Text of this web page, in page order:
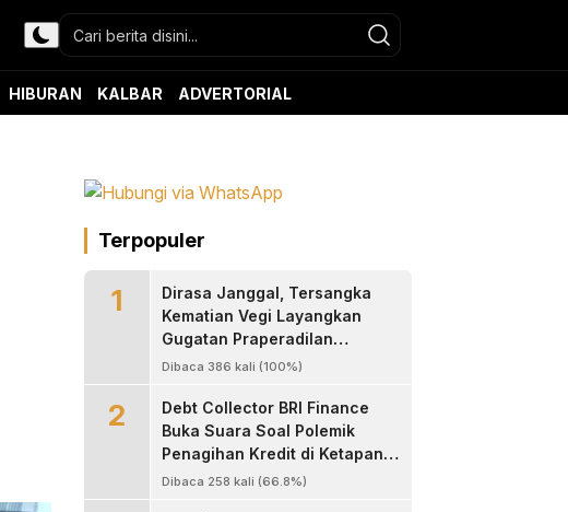
HIBURAN KALBAR ADVERTORIAL
Terpopuler
1
Dirasa Janggal, Tersangka
Kematian Vegi Layangkan
Gugatan Praperadilan
Kapolres Landak
Dibaca 386 kali (100%)
2
Debt Collector BRI Finance
Buka Suara Soal Polemik
Penagihan Kredit di Ketapang,
Bantah Tuduhan
Dibaca 258 kali (66.8%)